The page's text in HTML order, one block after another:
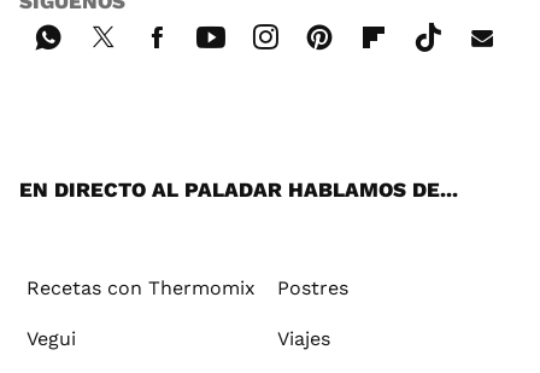
EN DIRECTO AL PALADAR HABLAMOS DE...
Recetas con Thermomix Postres
Vegui Viajes